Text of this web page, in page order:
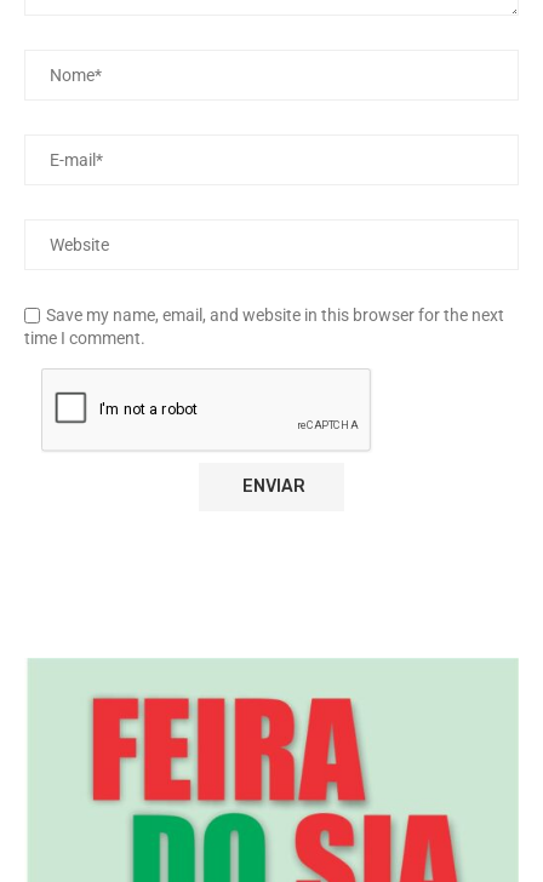
Save my name, email, and website in this browser for the next
time I comment.